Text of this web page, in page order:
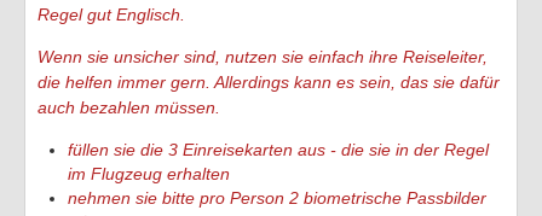
Regel gut Englisch.
Wenn sie unsicher sind, nutzen sie einfach ihre Reiseleiter,
die helfen immer gern. Allerdings kann es sein, das sie dafür
auch bezahlen müssen.
füllen sie die 3 Einreisekarten aus - die sie in der Regel
im Flugzeug erhalten
nehmen sie bitte pro Person 2 biometrische Passbilder